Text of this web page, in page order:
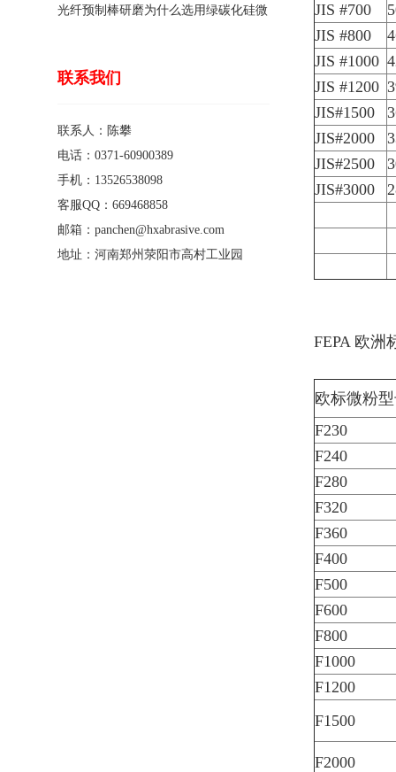
光纤预制棒研磨为什么选用绿碳化硅微
联系我们
联系人：陈攀
电话：0371-60900389
手机：13526538098
客服QQ：669468858
邮箱：panchen@hxabrasive.com
地址：河南郑州荥阳市高村工业园
JIS #700
JIS #800
JIS #1000
JIS #1200
JIS#1500
JIS#2000
JIS#2500
JIS#3000
FEPA 欧洲
欧标微粉
F230
F240
F280
F320
F360
F400
F500
F600
F800
F1000
F1200
F1500
F2000